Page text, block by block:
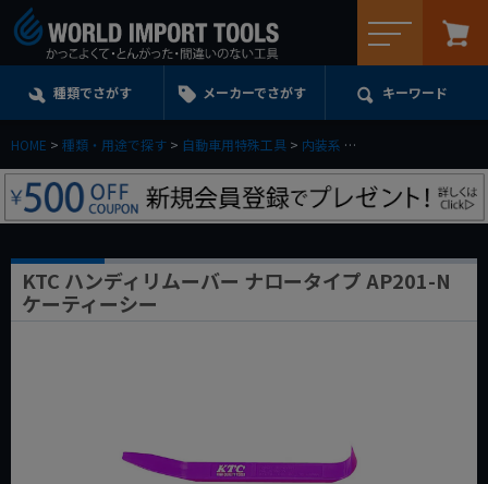
種類でさがす メーカーでさがす キーワード
HOME 種類・用途で探す 自動車用特殊工具 内装系
KTC ハンディリムーバー ナロータイプ AP201-N
ケーティーシー